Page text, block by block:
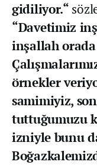
gidiliyor.“
“Davetimiz
inşallah orada
örnekler
samimiyiz,
tuttuğumuzu
izniyle bunu